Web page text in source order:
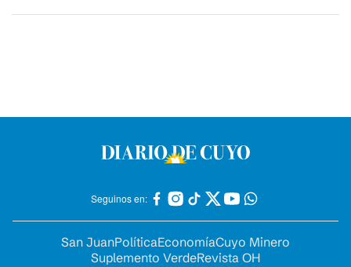
Seguinos en:
San JuanPolíticaEconomíaCuyo Minero
Suplemento VerdeRevista OH